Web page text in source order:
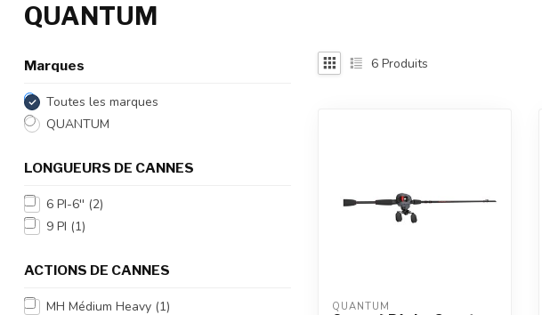
disponible.
Appuyez
d'appareils
QUANTUM
Marques
Toutes les marques
QUANTUM
LONGUEURS DE CANNES
6 PI-6'' (2)
9 PI (1)
ACTIONS DE CANNES
MH Médium Heavy (1)
6 Produits
QUANTUM